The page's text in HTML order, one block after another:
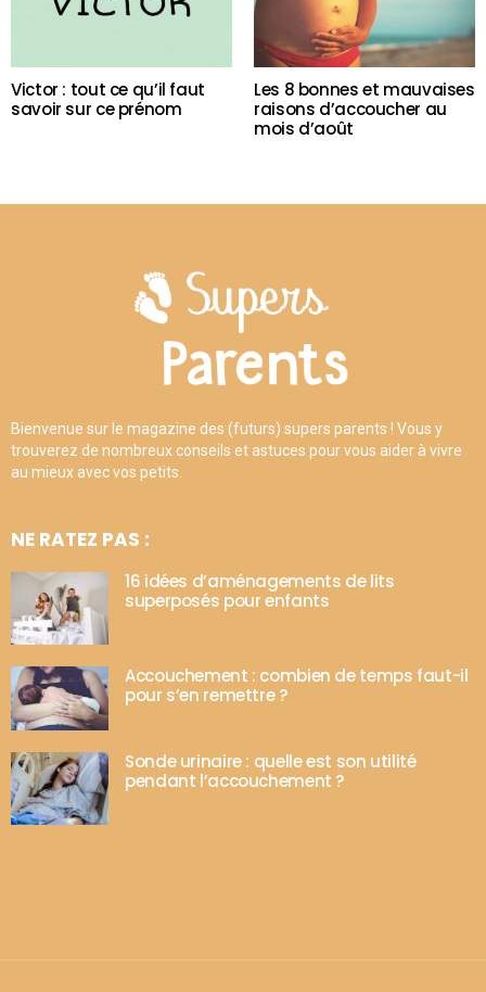
Victor : tout ce qu’il faut
savoir sur ce prénom
Les 8 bonnes et mauvaises
raisons d’accoucher au
mois d’août
Bienvenue sur le magazine des (futurs) supers parents ! Vous y
trouverez de nombreux conseils et astuces pour vous aider à vivre
au mieux avec vos petits.
NE RATEZ PAS :
16 idées d’aménagements de lits
superposés pour enfants
Accouchement : combien de temps faut-il
pour s’en remettre ?
Sonde urinaire : quelle est son utilité
pendant l’accouchement ?